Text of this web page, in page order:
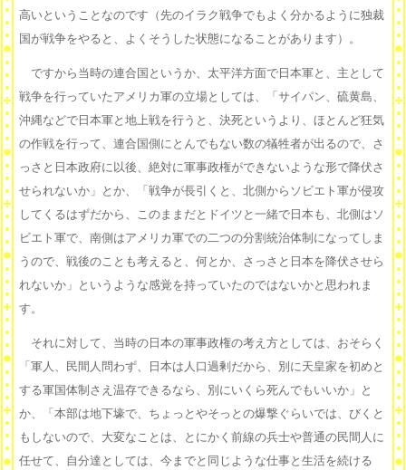
高いということなのです（先のイラク戦争でもよく分かるように独裁
国が戦争をやると、よくそうした状態になることがあります）。
ですから当時の連合国というか、太平洋方面で日本軍と、主として
戦争を行っていたアメリカ軍の立場としては、「サイパン、硫黄島、
沖縄などで日本軍と地上戦を行うと、決死というより、ほとんど狂気
の作戦を行って、連合国側にとんでもない数の犠牲者が出るので、さ
っさと日本政府に以後、絶対に軍事政権ができないような形で降伏さ
せられないか」とか、「戦争が長引くと、北側からソビエト軍が侵攻
してくるはずだから、このままだとドイツと一緒で日本も、北側はソ
ビエト軍で、南側はアメリカ軍での二つの分割統治体制になってしま
うので、戦後のことも考えると、何とか、さっさと日本を降伏させら
れないか」というような感覚を持っていたのではないかと思われま
す。
それに対して、当時の日本の軍事政権の考え方としては、おそらく
「軍人、民間人問わず、日本は人口過剰だから、別に天皇家を初めと
する軍国体制さえ温存できるなら、別にいくら死んでもいいか」と
か、「本部は地下壕で、ちょっとやそっとの爆撃ぐらいでは、びくと
もしないので、大変なことは、とにかく前線の兵士や普通の民間人に
任せて、自分達としては、今までと同じような仕事と生活を続ける